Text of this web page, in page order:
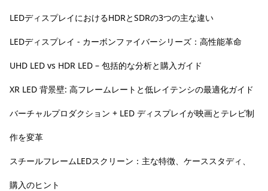
LEDディスプレイにおけるHDRとSDRの3つの主な違い
LEDディスプレイ - カーボンファイバーシリーズ：高性能革命
UHD LED vs HDR LED – 包括的な分析と購入ガイド
XR LED 背景壁: 高フレームレートと低レイテンシの最適化ガイド
バーチャルプロダクション + LED ディスプレイが映画とテレビ制
作を変革
スチールフレームLEDスクリーン：主な特徴、ケーススタディ、
購入のヒント